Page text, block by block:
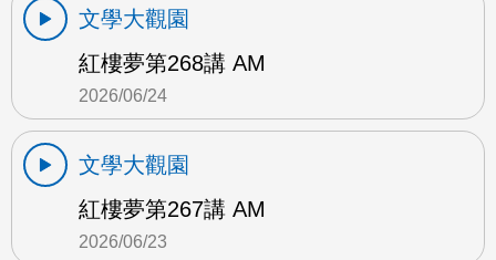
文學大觀園
紅樓夢第268講 AM
2026/06/24
文學大觀園
紅樓夢第267講 AM
2026/06/23